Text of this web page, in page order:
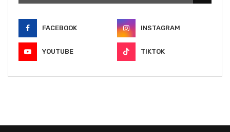
FACEBOOK INSTAGRAM
YOUTUBE TIKTOK